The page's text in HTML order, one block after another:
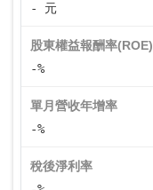
- 元
股東權益報酬率(ROE)
-%
單月營收年增率
-%
稅後淨利率